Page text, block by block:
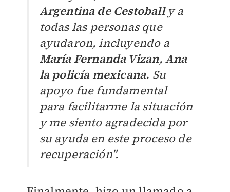
Argentina de Cestobally a
todas las personas que
ayudaron, incluyendo a
María Fernanda Vizan, Ana
la policía mexicana. Su
apoyo fue fundamental
para facilitarme la situación
y me siento agradecida por
su ayuda en este proceso de
recuperación".